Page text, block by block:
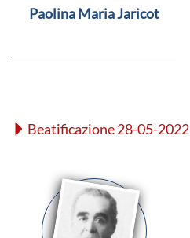
Paolina Maria Jaricot
Beatificazione 28-05-2022